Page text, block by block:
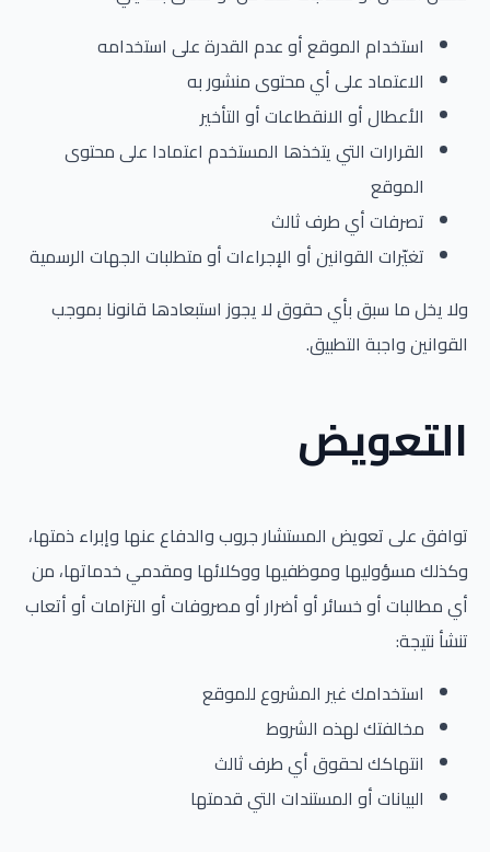
استخدام الموقع أو عدم القدرة على استخدامه
الاعتماد على أي محتوى منشور به
الأعطال أو الانقطاعات أو التأخير
القرارات التي يتخذها المستخدم اعتمادا على محتوى
الموقع
تصرفات أي طرف ثالث
تغيّرات القوانين أو الإجراءات أو متطلبات الجهات الرسمية
ولا يخل ما سبق بأي حقوق لا يجوز استبعادها قانونا بموجب
القوانين واجبة التطبيق.
التعويض
توافق على تعويض المستشار جروب والدفاع عنها وإبراء ذمتها،
وكذلك مسؤوليها وموظفيها ووكلائها ومقدمي خدماتها، من
أي مطالبات أو خسائر أو أضرار أو مصروفات أو التزامات أو أتعاب
تنشأ نتيجة:
استخدامك غير المشروع للموقع
مخالفتك لهذه الشروط
انتهاكك لحقوق أي طرف ثالث
البيانات أو المستندات التي قدمتها